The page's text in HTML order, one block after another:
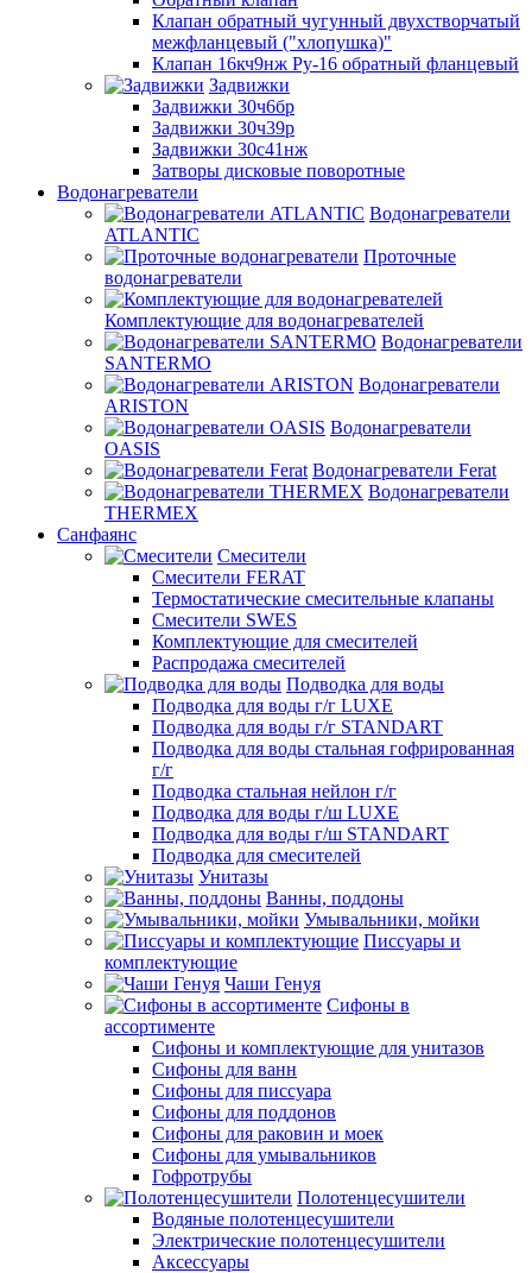
Клапан обратный чугунный двухстворчатый
межфланцевый ("хлопушка)"
Клапан 16кч9нж Ру-16 обратный фланцевый
Задвижки
Задвижки 30ч6бр
Задвижки 30ч39р
Задвижки 30с41нж
Затворы дисковые поворотные
Водонагреватели
Водонагреватели
ATLANTIC
Проточные
водонагреватели
Комплектующие для водонагревателей
Водонагреватели
SANTERMO
Водонагреватели
ARISTON
Водонагреватели
OASIS
Водонагреватели Ferat
Водонагреватели
THERMEX
Санфаянс
Смесители
Смесители FERAT
Термостатические смесительные клапаны
Смесители SWES
Комплектующие для смесителей
Распродажа смесителей
Подводка для воды
Подводка для воды г/г LUXE
Подводка для воды г/г STANDART
Подводка для воды стальная гофрированная
г/г
Подводка стальная нейлон г/г
Подводка для воды г/ш LUXE
Подводка для воды г/ш STANDART
Подводка для смесителей
Унитазы
Ванны, поддоны
Умывальники, мойки
Писсуары и
комплектующие
Чаши Генуя
Сифоны в
ассортименте
Сифоны и комплектующие для унитазов
Сифоны для ванн
Сифоны для писсуара
Сифоны для поддонов
Сифоны для раковин и моек
Сифоны для умывальников
Гофротрубы
Полотенцесушители
Водяные полотенцесушители
Электрические полотенцесушители
Аксессуары